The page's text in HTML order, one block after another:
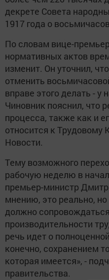
декрете Совета
1917 года о
По словам вице-
нормативных актов
изменит. Он уточнил,
отменить
вправе этого делать - у
Чиновник пояснил, что
процесса, также как и
относится к
Новости.
Тему возможного
рабочую неделю в
премьер-министр
мнению, это реально,
должно
производительности
речь идет о
конечно, сохранением
которая имеется», -
правительства.